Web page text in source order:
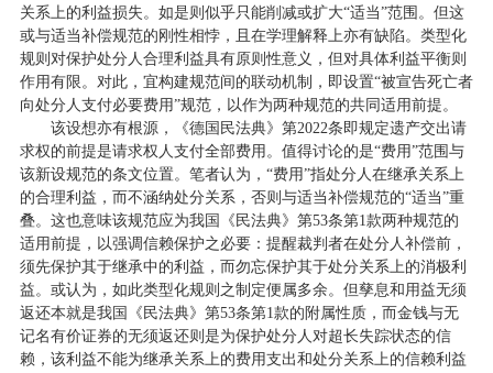
关系上的利益损失。如是则似乎只能削减或扩大“适当”范围。但这
或与适当补偿规范的刚性相悖，且在学理解释上亦有缺陷。类型化
规则对保护处分人合理利益具有原则性意义，但对具体利益平衡则
作用有限。对此，宜构建规范间的联动机制，即设置“被宣告死亡者
向处分人支付必要费用”规范，以作为两种规范的共同适用前提。
该设想亦有根源，《德国民法典》第2022条即规定遗产交出请
求权的前提是请求权人支付全部费用。值得讨论的是“费用”范围与
该新设规范的条文位置。笔者认为，“费用”指处分人在继承关系上
的合理利益，而不涵纳处分关系，否则与适当补偿规范的“适当”重
叠。这也意味该规范应为我国《民法典》第53条第1款两种规范的
适用前提，以强调信赖保护之必要：提醒裁判者在处分人补偿前，
须先保护其于继承中的利益，而勿忘保护其于处分关系上的消极利
益。或认为，如此类型化规则之制定便属多余。但孳息和用益无须
返还本就是我国《民法典》第53条第1款的附属性质，而金钱与无
记名有价证券的无须返还则是为保护处分人对超长失踪状态的信
赖，该利益不能为继承关系上的费用支出和处分关系上的信赖利益